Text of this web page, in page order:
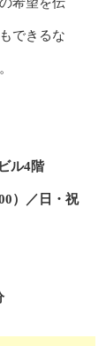
できるな
ル4階
）／日・祝